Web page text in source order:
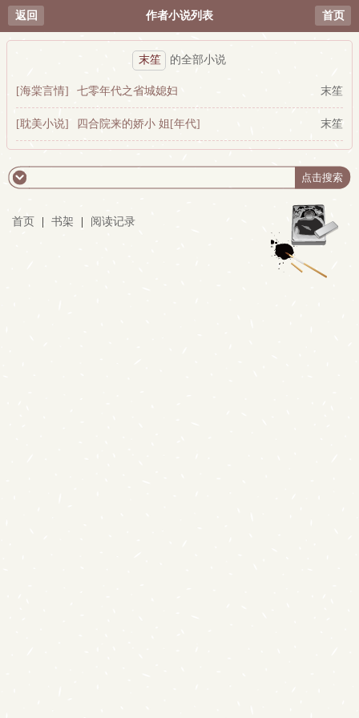
返回 作者小说列表 首页
末笙 的全部小说
[海棠言情] 七零年代之省城媳妇 末笙
[耽美小说] 四合院来的娇小 姐[年代] 末笙
首页 书架 阅读记录